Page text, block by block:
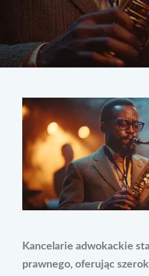
Kancelarie adwokackie
prawnego, oferując